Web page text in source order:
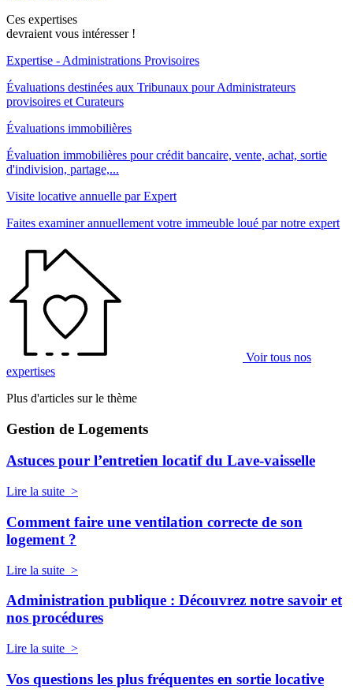
Ces expertises
devraient vous intéresser !
Expertise - Administrations Provisoires
Évaluations destinées aux Tribunaux pour Administrateurs
provisoires et Curateurs
Évaluations immobilières
Évaluation immobilières pour crédit bancaire, vente, achat, sortie
d'indivision, partage,...
Visite locative annuelle par Expert
Faites examiner annuellement votre immeuble loué par notre expert
Voir tous nos
expertises
Plus d'articles sur le thème
Gestion de Logements
Astuces pour l’entretien locatif du Lave-vaisselle
Lire la suite >
Comment faire une ventilation correcte de son
logement ?
Lire la suite >
Administration publique : Découvrez notre savoir et
nos procédures
Lire la suite >
Vos questions les plus fréquentes en sortie locative